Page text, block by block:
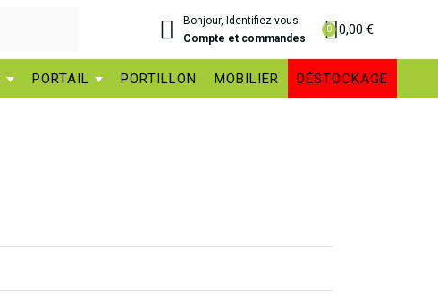
Bonjour, Identifiez-vous
Compte et commandes
0,00 €
PORTAIL PORTILLON MOBILIER DÉSTOCKAGE